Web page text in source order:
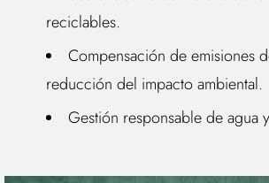
reciclables.
Compensación de emisiones
reducción del impacto ambiental.
Gestión responsable de agua